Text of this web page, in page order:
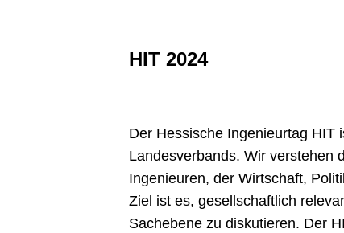
HIT 2024
Der Hessische Ingenieurtag HIT
Landesverbands. Wir verstehen
Ingenieuren, der Wirtschaft,
Ziel ist es, gesellschaftlich
Sachebene zu diskutieren. Der